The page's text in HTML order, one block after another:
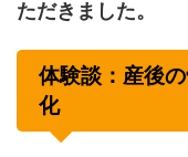
ただきました。
体験談：産後
化